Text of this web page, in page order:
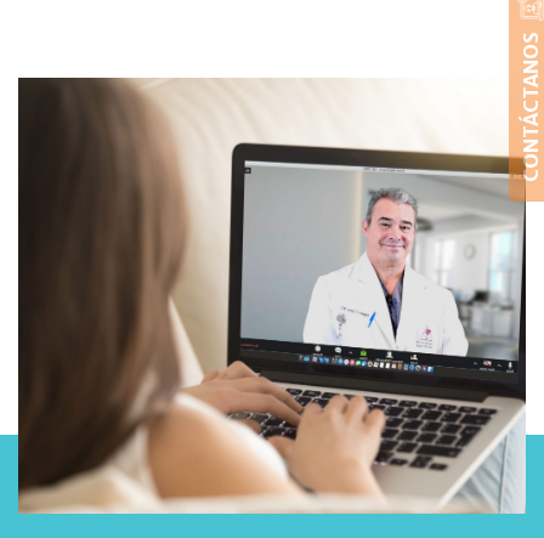
CONTÁCTANOS